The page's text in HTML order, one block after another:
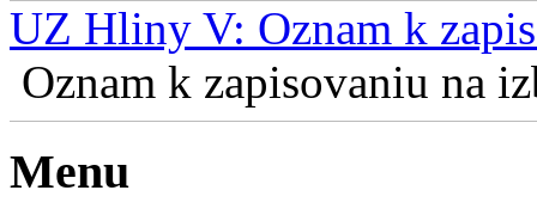
UZ Hliny V: Oznam k
Oznam k zapisovaniu na
Menu